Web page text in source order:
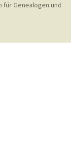
für Genealogen und